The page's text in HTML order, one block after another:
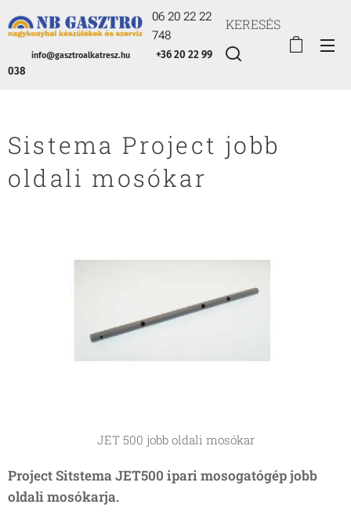
06 20 22 22
748
info@gasztroalkatresz.hu
+36 20 22 99
038
KERESÉS
Sistema Project jobb
oldali mosókar
JET 500 jobb oldali mosókar
Project Sitstema JET500 ipari mosogatógép jobb
oldali mosókarja.